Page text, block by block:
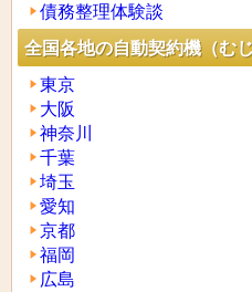
債務整理体験談
全国各地の自動契約機（む
東京
大阪
神奈川
千葉
埼玉
愛知
京都
福岡
広島